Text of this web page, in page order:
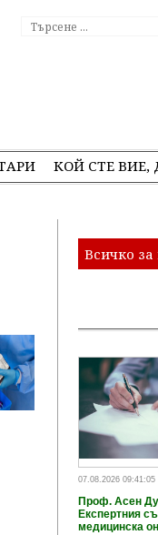
КОЙ СТЕ ВИЕ,
Всичко за
07.08.2026 09:41:05
Проф. Асен
Експертния
медицинска